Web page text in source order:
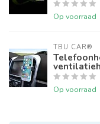
Op voorraad
TBU CAR®
Op voorraad